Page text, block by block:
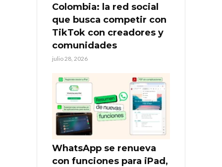
Colombia: la red social
que busca competir con
TikTok con creadores y
comunidades
julio 28, 2026
WhatsApp se renueva
con funciones para iPad,